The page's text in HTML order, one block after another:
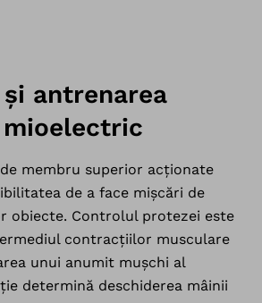
antrenarea
membru superior acționate
de a face mișcări de
obiecte. Controlul protezei este
contracțiilor musculare
unui anumit mușchi al
determină deschiderea mâinii